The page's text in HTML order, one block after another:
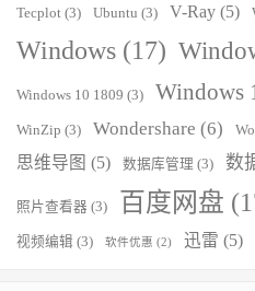
Tecplot (3) Ubuntu (3) V-Ray (5)
Windows (17)
Windows 10 1809 (3) Windows
WinZip (3) Wondershare (6)
思维导图 (5) 数据库管理 (3) 数
照片查看器 (3) 百度网盘
视频编辑 (3) 软件优惠 (2) 迅雷 (5)